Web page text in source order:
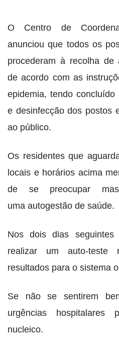
O Centro de
anunciou que todos os
procederam à recolha de
de acordo com as
epidemia, tendo
e desinfecção dos postos
ao público.
Os residentes que
locais e horários acima
de se preocupar
uma autogestão de saúde.
Nos dois dias seguintes
realizar um auto-
resultados para o sistema
Se não se sentirem
urgências
nucleico.